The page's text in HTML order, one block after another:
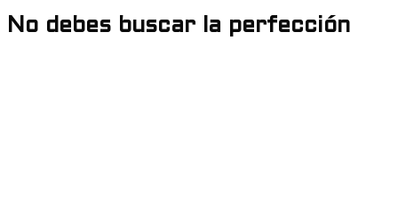
No debes buscar la perfección